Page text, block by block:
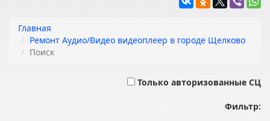
Главная
Ремонт Аудио/Видео видеоплеер в городе Щелково
Поиск
Только авторизованные СЦ
Фильтр: